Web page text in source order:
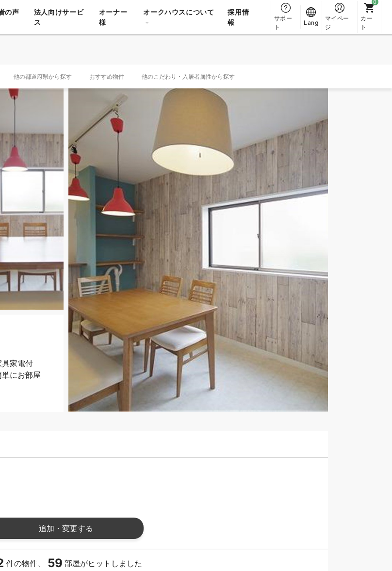
の声
法人向けサービ
ス
オーナー
様
オークハウスについて
採用情
報
サポー
ト
Lang
マイペー
ジ
カー
ト
他の都道府県から探す おすすめ物件 他のこだわり・入居者属性から探す
家電付
にお部屋
追加・変更する
件の物件、 59 部屋がヒットしました